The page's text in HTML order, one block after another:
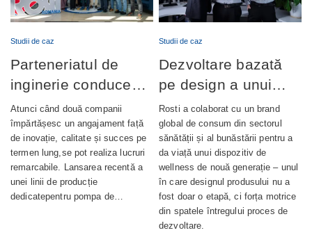
Studii de caz
Parteneriatul de
inginerie conduce
lansarea cu succes
a producției de
pompe de ungere
automată
Atunci când două companii
împărtășesc un angajament față
de inovație, calitate și succes pe
termen lung,se pot realiza lucruri
remarcabile. Lansarea recentă a
unei linii de producție
dedicatepentru pompa de…
Studii de caz
Dezvoltare bazată
pe design a unui
dispozitiv de
wellness complet
integrat
Rosti a colaborat cu un brand
global de consum din sectorul
sănătății și al bunăstării pentru a
da viață unui dispozitiv de
wellness de nouă generație – unul
în care designul produsului nu a
fost doar o etapă, ci forța motrice
din spatele întregului proces de
dezvoltare.